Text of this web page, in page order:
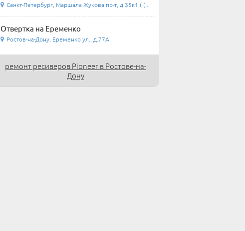
Санкт-Петербург, Маршала Жукова пр-т, д.35к1 ( (...
Отвертка на Еременко
Ростов-на-Дону, Еременко ул., д.77А
ремонт ресиверов Pioneer в Ростове-на-
Дону